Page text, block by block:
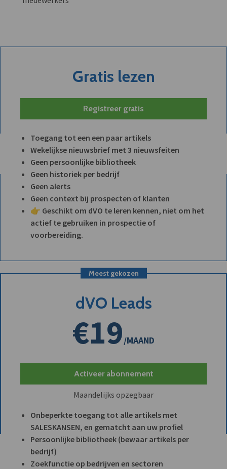
Gratis lezen
Registreer gratis
Toegang tot een een paar artikels
Wekelijkse nieuwsbrief met 3 nieuwsfeiten
Geen persoonlijke bibliotheek
Geen historiek per bedrijf
Geen alerts
Geen context bij prospecten of klanten
👉 Geschikt om dVO te leren kennen, niet om het
actief te gebruiken in prospectie of
voorbereiding.
Meest gekozen
dVO Leads
€19/MAAND
Activeer abonnement
Maandelijks opzegbaar
Onbeperkte toegang tot alle artikels met
SALESKANSEN, en gematcht aan uw profiel
Persoonlijke bibliotheek (bewaar artikels per
bedrijf)
Zoekfunctie op bedrijven en sectoren